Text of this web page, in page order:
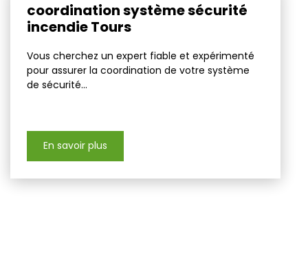
coordination système sécurité
incendie Tours
Vous cherchez un expert fiable et expérimenté
pour assurer la coordination de votre système
de sécurité...
En savoir plus